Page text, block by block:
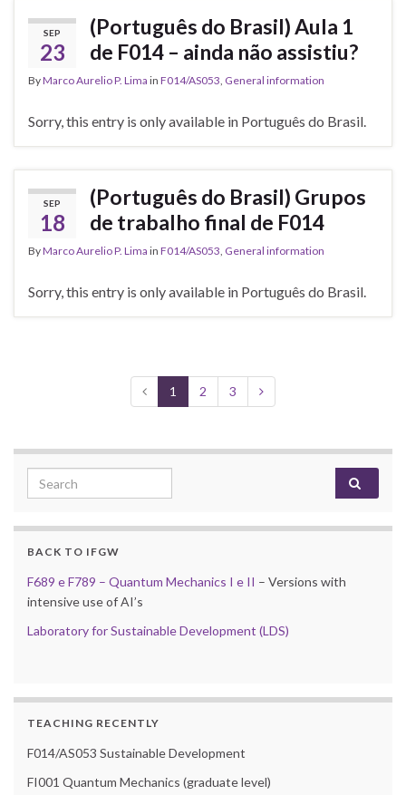
SEP
23
(Português do Brasil) Aula 1
de F014 – ainda não assistiu?
ByMarco Aurelio P. Lima in F014/AS053, General information
Sorry, this entry is only available in Português do Brasil.
SEP
18
(Português do Brasil) Grupos
de trabalho final de F014
ByMarco Aurelio P. Lima in F014/AS053, General information
Sorry, this entry is only available in Português do Brasil.
1 2 3
Search for:
BACK TO IFGW
F689 e F789 – Quantum Mechanics I e II – Versions with
intensive use of AI’s
Laboratory for Sustainable Development (LDS)
TEACHING RECENTLY
F014/AS053 Sustainable Development
FI001 Quantum Mechanics (graduate level)